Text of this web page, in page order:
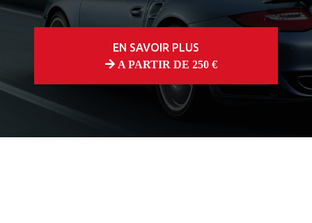
EN SAVOIR PLUS
A PARTIR DE 250 €